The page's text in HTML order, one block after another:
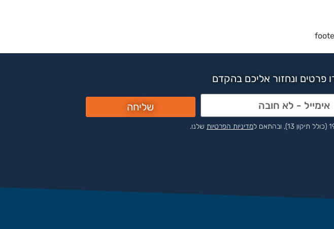
פרטים ונחזור אליכם בהקדם
מדיניות הפרטיות שלנו.
שליחה